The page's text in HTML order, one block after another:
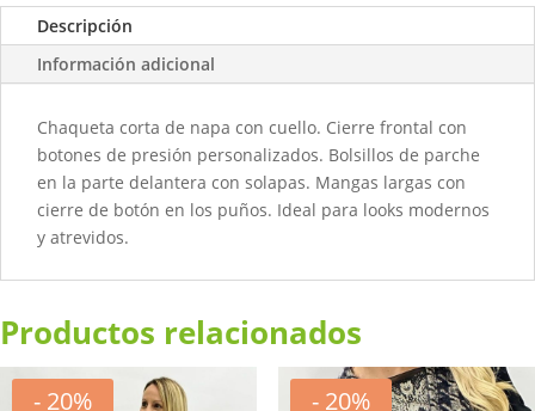
Descripción
Información adicional
Chaqueta corta de napa con cuello. Cierre frontal con
botones de presión personalizados. Bolsillos de parche
en la parte delantera con solapas. Mangas largas con
cierre de botón en los puños. Ideal para looks modernos
y atrevidos.
Productos relacionados
- 20% - 20%